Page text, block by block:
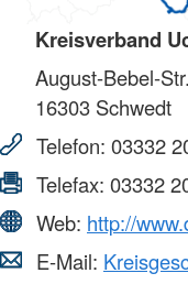
Kreisverband
August-Bebel-
16303 Schwedt
Telefon: 03332
Telefax: 03332
Web: http://
E-Mail: